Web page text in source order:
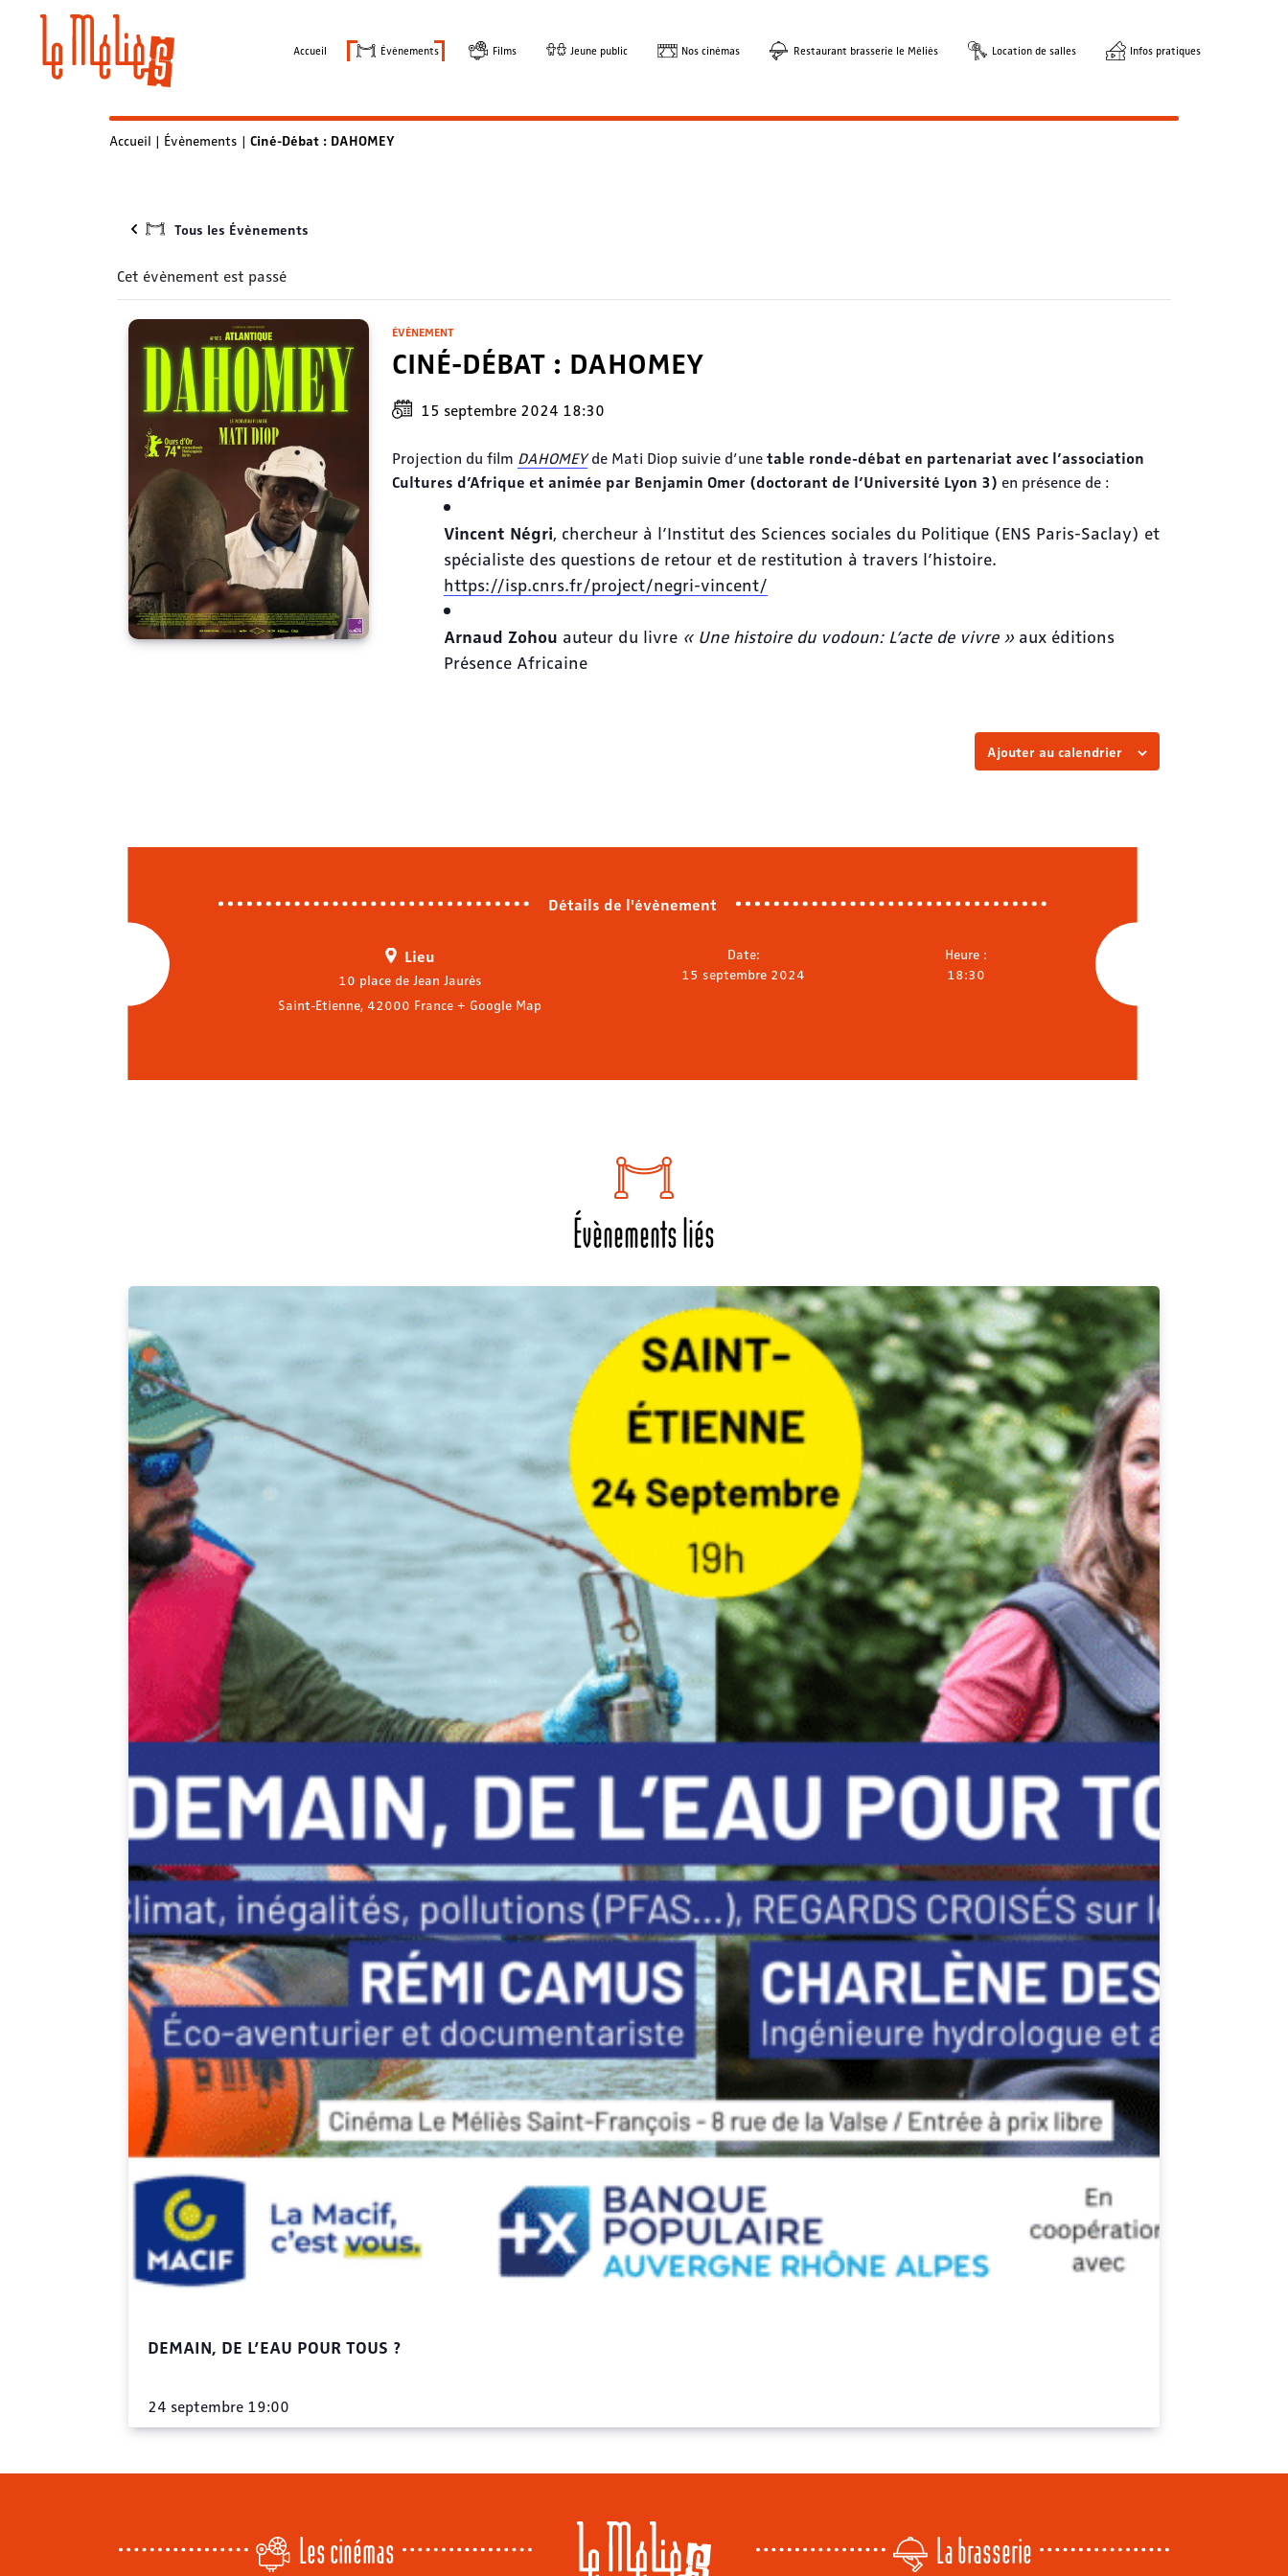
Accueil Évènements Films Jeune public Nos cinémas Restaurant brasserie le Méliès Location de salles Infos pratiques
Accueil | Évènements | Ciné-Débat : DAHOMEY
Tous les Évènements
Cet évènement est passé
ÉVÈNEMENT
CINÉ-DÉBAT : DAHOMEY
15 septembre 2024 18:30
Projection du film DAHOMEYde Mati Diop suivie d’unetable ronde-débat en partenariat avec l’association
Cultures d’Afrique et animée par Benjamin Omer (doctorant de l’Université Lyon 3) en présence de :
Vincent Négri , chercheur à l’Institut des Sciences sociales du Politique (ENS Paris-Saclay) et
spécialiste des questions de retour et de restitution à travers l’histoire.
https://isp.cnrs.fr/project/negri-vincent/
Arnaud Zohou auteur du livre « Une histoire du vodoun: L’acte de vivre » aux éditions
Présence Africaine
Ajouter au calendrier
Détails de l'évènement
Lieu
10 place de Jean Jaurès
Saint-Etienne, 42000 France + Google Map
Date:
15 septembre 2024
Heure :
18:30
Évènements liés
DEMAIN, DE L’EAU POUR TOUS ?
24 septembre 19:00
Les cinémas La brasserie